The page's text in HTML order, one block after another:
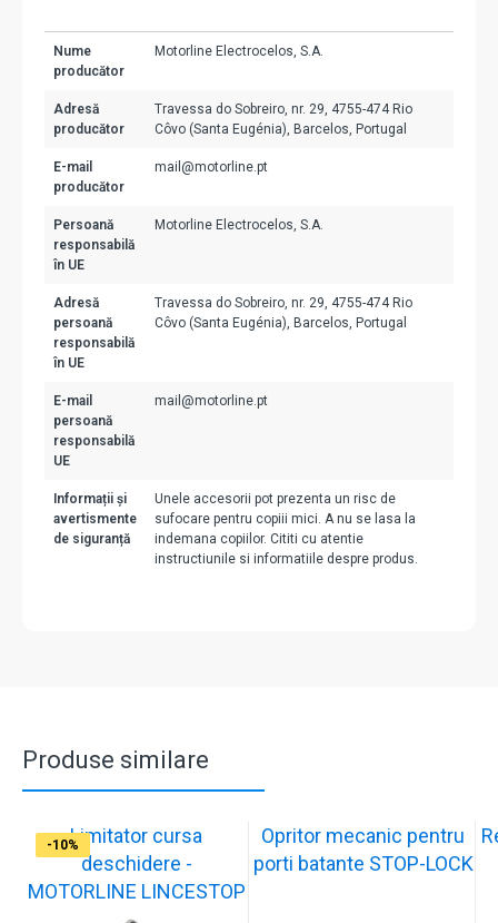
Nume
producător
Motorline Electrocelos, S.A.
Adresă
producător
Travessa do Sobreiro, nr. 29, 4755-474 Rio
Côvo (Santa Eugénia), Barcelos, Portugal
E-mail
producător
mail@motorline.pt
Persoană
responsabilă
în UE
Motorline Electrocelos, S.A.
Adresă
persoană
responsabilă
în UE
Travessa do Sobreiro, nr. 29, 4755-474 Rio
Côvo (Santa Eugénia), Barcelos, Portugal
E-mail
persoană
responsabilă
UE
mail@motorline.pt
Informații și
avertismente
de siguranță
Unele accesorii pot prezenta un risc de
sufocare pentru copiii mici. A nu se lasa la
indemana copiilor. Cititi cu atentie
instructiunile si informatiile despre produs.
Produse similare
-12%Limitator cursa
deschidere -
MOTORLINE LINCESTOP
-10%
Opritor mecanic pentru
porti batante STOP-LOCK
-10%
-11%
-10%
-11%
-9%
-10%
-11%
-10%